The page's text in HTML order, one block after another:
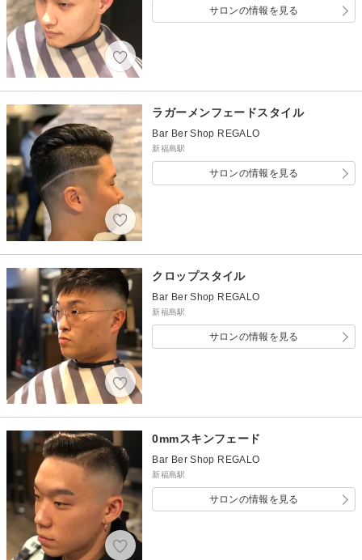
サロンの情報を見る
ラガーメンフェードスタイル
Bar Ber Shop REGALO
新福島駅
サロンの情報を見る
クロップスタイル
Bar Ber Shop REGALO
新福島駅
サロンの情報を見る
0mmスキンフェード
Bar Ber Shop REGALO
新福島駅
サロンの情報を見る